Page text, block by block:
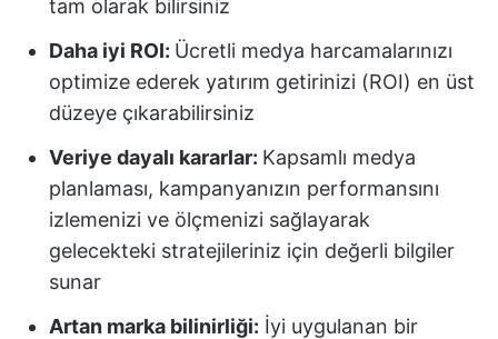
tam olarak bilirsiniz
Daha iyi ROI: Ücretli medya harcamalarınızı
optimize ederek yatırım getirinizi (ROI) en üst
düzeye çıkarabilirsiniz
Veriye dayalı kararlar: Kapsamlı medya
planlaması, kampanyanızın performansını
izlemenizi ve ölçmenizi sağlayarak
gelecekteki stratejileriniz için değerli bilgiler
sunar
Artan marka bilinirliği: İyi uygulanan bir